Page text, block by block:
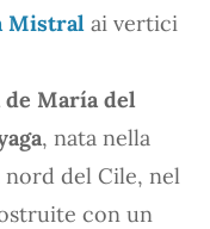
Mistral ai vertici
de María del
, nata nella
del Cile, nel
con un